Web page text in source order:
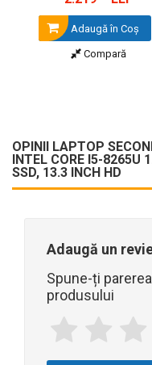
Adaugă în Coş
Compară
OPINII LAPTOP
INTEL CORE I5-8265U
SSD, 13.3 INCH HD
Adaugă un
Spune-ți
produsului